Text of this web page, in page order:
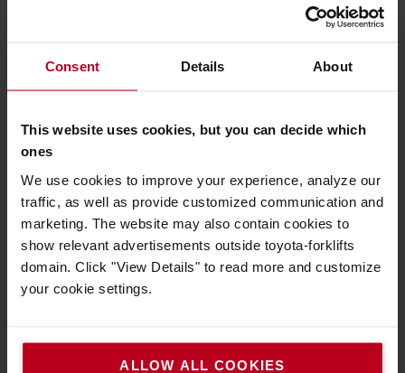
Consent Details About
This website uses cookies, but you can decide which
ones
We use cookies to improve your experience, analyze our
traffic, as well as provide customized communication and
marketing. The website may also contain cookies to
show relevant advertisements outside toyota-forklifts
domain. Click "View Details" to read more and customize
your cookie settings.
ALLOW ALL COOKIES
Arbeitsgangbreite
Resttragfähigkeit
Richtigen E-Hubwagen finden
Kaufen oder mieten?
Über Toyota
Karriere
Design von Toyota